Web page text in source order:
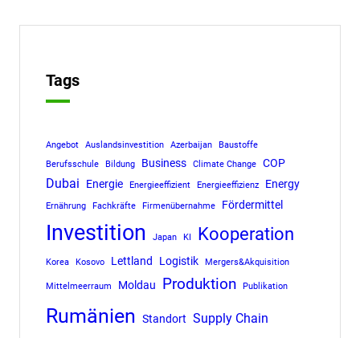
Tags
Angebot Auslandsinvestition Azerbaijan
Baustoffe
Berufsschule
Bildung Business Climate Change COP
Dubai Energie Energieeffizient Energieeffizienz Energy
Ernährung Fachkräfte Firmenübernahme Fördermittel
Investition Japan KI Kooperation
Korea Kosovo Lettland Logistik Mergers&Akquisition
Mittelmeerraum Moldau Produktion Publikation
Rumänien Standort Supply Chain